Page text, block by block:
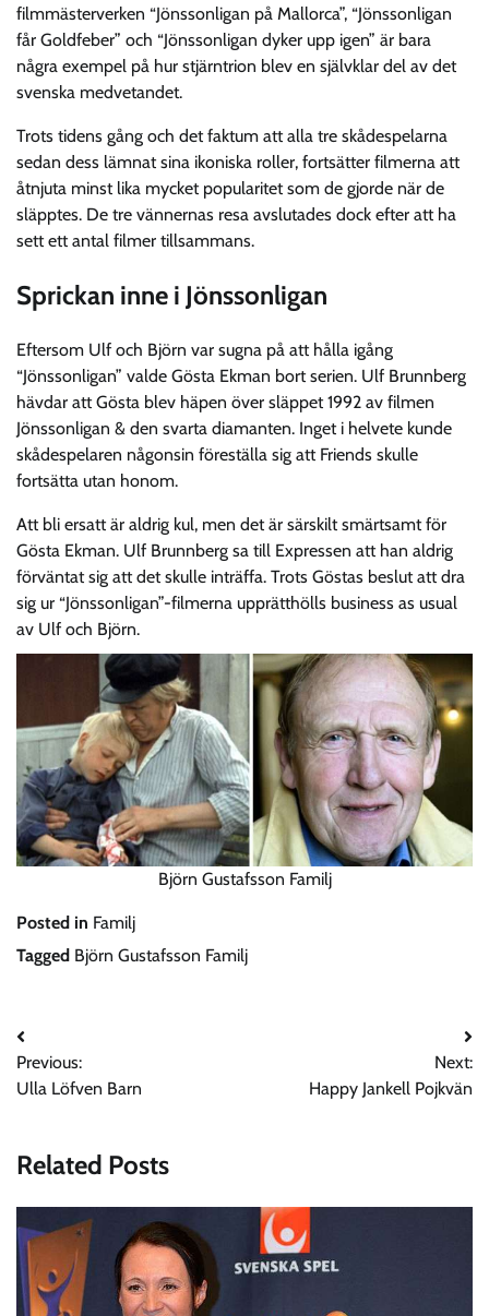
filmmästerverken “Jönssonligan på Mallorca”, “Jönssonligan
får Goldfeber” och “Jönssonligan dyker upp igen” är bara
några exempel på hur stjärntrion blev en självklar del av det
svenska medvetandet.
Trots tidens gång och det faktum att alla tre skådespelarna
sedan dess lämnat sina ikoniska roller, fortsätter filmerna att
åtnjuta minst lika mycket popularitet som de gjorde när de
släpptes. De tre vännernas resa avslutades dock efter att ha
sett ett antal filmer tillsammans.
Sprickan inne i Jönssonligan
Eftersom Ulf och Björn var sugna på att hålla igång
“Jönssonligan” valde Gösta Ekman bort serien. Ulf Brunnberg
hävdar att Gösta blev häpen över släppet 1992 av filmen
Jönssonligan & den svarta diamanten. Inget i helvete kunde
skådespelaren någonsin föreställa sig att Friends skulle
fortsätta utan honom.
Att bli ersatt är aldrig kul, men det är särskilt smärtsamt för
Gösta Ekman. Ulf Brunnberg sa till Expressen att han aldrig
förväntat sig att det skulle inträffa. Trots Göstas beslut att dra
sig ur “Jönssonligan”-filmerna upprätthölls business as usual
av Ulf och Björn.
Björn Gustafsson Familj
Posted in Familj
Tagged Björn Gustafsson Familj
Post
navigation
Previous:
Ulla Löfven Barn
Next:
Happy Jankell Pojkvän
Related Posts